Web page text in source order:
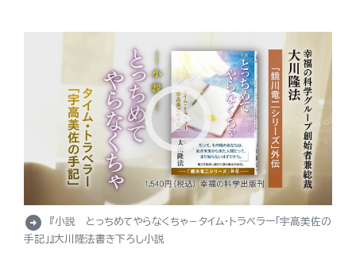
arrow_circle_right
『小説 とっちめてやらなくちゃ－タイム・トラベラー「宇高美佐の
手記」』大川隆法書き下ろし小説